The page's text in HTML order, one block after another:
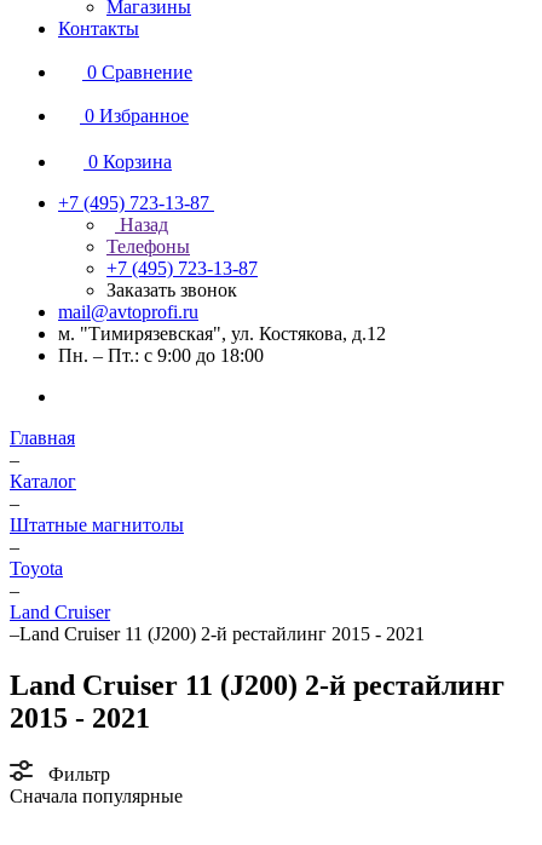
Магазины
Контакты
0 Сравнение
0 Избранное
0 Корзина
+7 (495) 723-13-87
Назад
Телефоны
+7 (495) 723-13-87
Заказать звонок
mail@avtoprofi.ru
м. "Тимирязевская", ул. Костякова, д.12
Пн. – Пт.: с 9:00 до 18:00
Главная
–
Каталог
–
Штатные магнитолы
–
Toyota
–
Land Cruiser
–Land Cruiser 11 (J200) 2-й рестайлинг 2015 - 2021
Land Cruiser 11 (J200) 2-й рестайлинг
2015 - 2021
Фильтр
Сначала популярные